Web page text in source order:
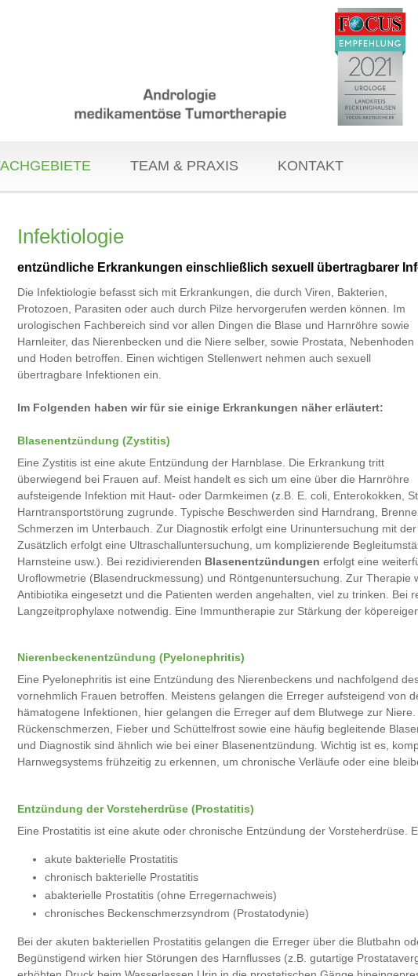
TEAM & PRAXIS KONTAKT
Infektiologie
entzündliche Erkrankungen einschließlich sexuell übertragbarer
Die Infektiologie befasst sich mit Erkrankungen, die durch Viren, Bakterien,
Protozoen, Parasiten oder auch durch Pilze hervorgerufen werden können. Im
urologischen Fachbereich sind vor allen Dingen die Blase und Harnröhre sowie
Harnleiter, das Nierenbecken und die Niere selber, sowie Prostata, Nebenhoden
und Hoden betroffen. Einen wichtigen Stellenwert nehmen auch sexuell
übertragbare Infektionen ein.
Im Folgenden haben wir für sie einige Erkrankungen näher erläutert:
Blasenentzündung (Zystitis)
Eine Zystitis ist eine akute Entzündung der Harnblase. Die Erkrankung tritt
überwiegend bei Frauen auf. Meist handelt es sich um eine über die Harnröhre
aufsteigende Infektion mit Haut- oder Darmkeimen (z.B. E. coli, Enterokokken,
Harntransportstörung zugrunde. Typische Beschwerden sind Harndrang,
Schmerzen im Unterbauch. Zur Diagnostik erfolgt eine Urinuntersuchung mit
Zusätzlich erfolgt eine Ultraschalluntersuchung, um komplizierende
Harnsteine usw.). Bei rezidivierenden Blasenentzündungen erfolgt eine
Uroflowmetrie (Blasendruckmessung) und Röntgenuntersuchung. Zur
Antibiotika eingesetzt und die Patienten werden angehalten, viel zu trinken. Bei
Langzeitprophylaxe notwendig. Eine Immuntherapie zur Stärkung der
Nierenbeckenentzündung (Pyelonephritis)
Eine Pyelonephritis ist eine Entzündung des Nierenbeckens und nachfolgend
vornehmlich Frauen betroffen. Meistens gelangen die Erreger aufsteigend von
hämatogene Infektionen, hier gelangen die Erreger auf dem Blutwege zur
Rückenschmerzen, Fieber und Schüttelfrost sowie eine häufig begleitende
und Diagnostik sind ähnlich wie bei einer Blasenentzündung. Wichtig ist es,
Harnwegsystems frühzeitig zu erkennen, um chronische Verläufe oder eine
Entzündung der Vorsteherdrüse (Prostatitis)
Eine Prostatitis ist eine akute oder chronische Entzündung der Vorsteherdrüse.
akute bakterielle Prostatitis
chronisch bakterielle Prostatitis
abakterielle Prostatitis (ohne Erregernachweis)
chronisches Beckenschmerzsyndrom (Prostatodynie)
Bei der akuten bakteriellen Prostatitis gelangen die Erreger über die Blutbahn
Begünstigend wirken hier Störungen des Harnflusses (z.B. gutartige